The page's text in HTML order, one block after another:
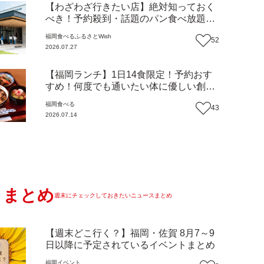
【わざわざ行きたい店】絶対知っておく
べき！予約殺到・話題のパン食べ放題が
ン『bound garden』（福岡・新宮町）
福岡食べるふるさとWish
2026.07.27
52
【福岡ランチ】1日14食限定！予約おす
すめ！何度でも通いたい体に優しい創作
市）【まち歩き】
福岡食べる
2026.07.14
43
まとめ週末にチェックしておきたいニュースまとめ
【週末どこ行く？】福岡・佐賀 8月7～9
日以降に予定されているイベントまとめ
福岡 イベント